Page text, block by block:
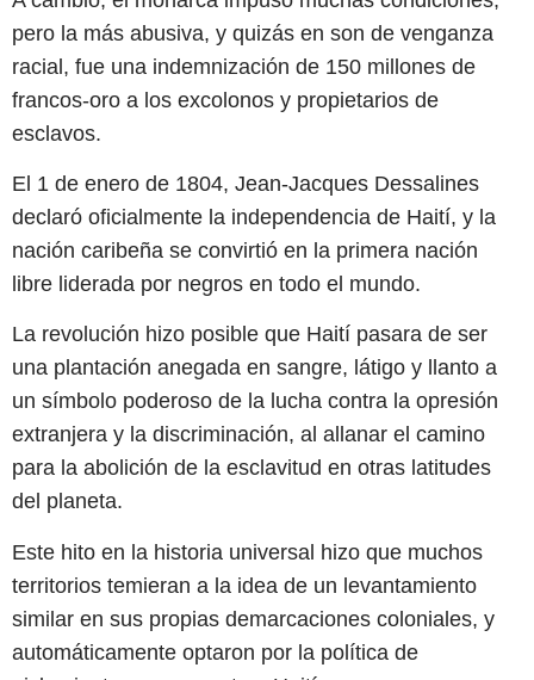
pero la más abusiva, y quizás en son de venganza
racial, fue una indemnización de 150 millones de
francos-oro a los excolonos y propietarios de
esclavos.
El 1 de enero de 1804, Jean-Jacques Dessalines
declaró oficialmente la independencia de Haití, y la
nación caribeña se convirtió en la primera nación
libre liderada por negros en todo el mundo.
La revolución hizo posible que Haití pasara de ser
una plantación anegada en sangre, látigo y llanto a
un símbolo poderoso de la lucha contra la opresión
extranjera y la discriminación, al allanar el camino
para la abolición de la esclavitud en otras latitudes
del planeta.
Este hito en la historia universal hizo que muchos
territorios temieran a la idea de un levantamiento
similar en sus propias demarcaciones coloniales, y
automáticamente optaron por la política de